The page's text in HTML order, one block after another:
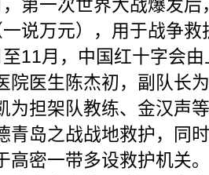
一次世界大战爆发后
说万元），用于战争救
月，中国红十字会由
院医生陈杰初，副队长
为担架队教练、金汉声
青岛之战战地救护，同
高密一带多设救护机关